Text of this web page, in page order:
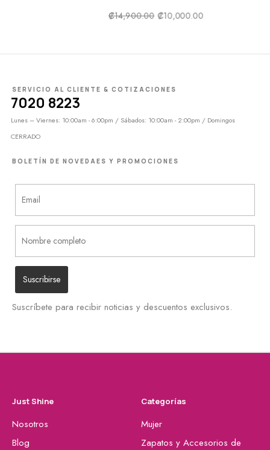
SERVICIO AL CLIENTE & COTIZACIONES
7020 8223
Lunes – Viernes: 10:00am - 6:00pm / Sábados: 10:00am - 2:00pm / Domingos
CERRADO
BOLETÍN DE NOVEDAES Y PROMOCIONES
Suscríbete para recibir noticias y descuentos exclusivos.
Just Shine
Nosotros
Blog
Categorías
Mujer
Zapatos y Accesorios de